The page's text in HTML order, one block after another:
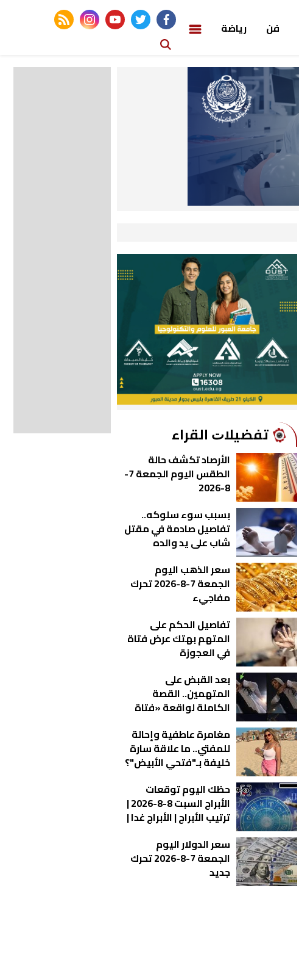
فن رياضة
facebook
twitter
youtube
instagram
rss feed
ﺗﻔﻀﻴﻼﺕ اﻟﻘﺮاء
الأرصاد تكشف حالة
الطقس اليوم الجمعة 7-
8-2026
بسبب سوء سلوكه..
تفاصيل صادمة في مقتل
شاب على يد والده
سعر الذهب اليوم
الجمعة 7-8-2026 تحرك
مفاجيء
تفاصيل الحكم على
المتهم بهتك عرض فتاة
في العجوزة
بعد القبض على
المتهمين.. القصة
الكاملة لواقعة «فتاة
مغامرة عاطفية وإحالة
للمفتي.. ما علاقة سارة
خليفة بـ"فتحي الأبيض"؟
حظك اليوم توقعات
الأبراج السبت 8-8-2026 |
ترتيب الأبراج | الأبراج غدا |
الأبراج | الأبراج بالأشهر
سعر الدولار اليوم
الجمعة 7-8-2026 تحرك
جديد